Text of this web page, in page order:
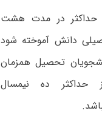
حداکثر در مدت هشت
دانش آموخته شود
تحصیل همزمان
حداکثر ده نیمسال